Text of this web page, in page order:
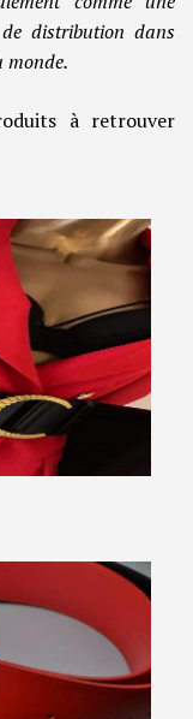
distribution dans
monde.
à retrouver